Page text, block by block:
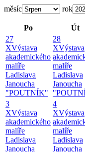
měsíc rok
Po Út
27
XVýstava
akademického
malíře
Ladislava
Janoucha
"POUTNÍK"
28
XVýstava
malíře
Ladislava
Janoucha
3
XVýstava
akademického
malíře
Ladislava
Janoucha
4
XVýstava
malíře
Ladislava
Janoucha